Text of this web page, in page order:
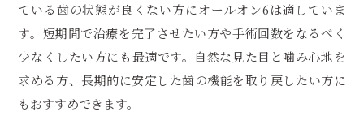
ている歯の状態が良くない方にオールオン6は適していま
す。短期間で治療を完了させたい方や手術回数をなるべく
少なくしたい方にも最適です。自然な見た目と噛み心地を
求める方、長期的に安定した歯の機能を取り戻したい方に
もおすすめできます。